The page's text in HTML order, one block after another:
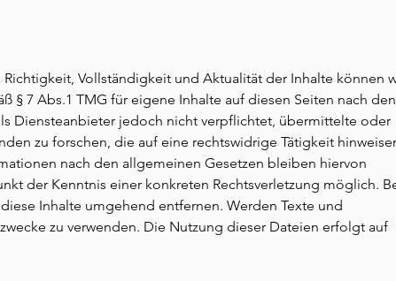
Vollständigkeit und Aktualität der Inhalte können
§ 7 Abs.1 TMG für eigene Inhalte auf diesen Seiten nach den
Diensteanbieter jedoch nicht verpflichtet, übermittelte oder
zu forschen, die auf eine rechtswidrige Tätigkeit
nach den allgemeinen Gesetzen bleiben hiervon
der Kenntnis einer konkreten Rechtsverletzung möglich.
Inhalte umgehend entfernen. Werden Texte und
zu verwenden. Die Nutzung dieser Dateien erfolgt auf